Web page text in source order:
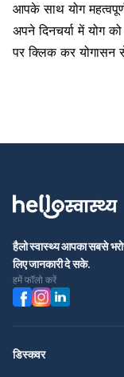
आपके साथ योग
अपने दिनचर्या में योग
पर क्लिक कर योगासन से
हैलो स्वास्थ्य आपका सबसे
लिए जानकारी दे सके.
हमें फॉलो करें
डिस्कवर